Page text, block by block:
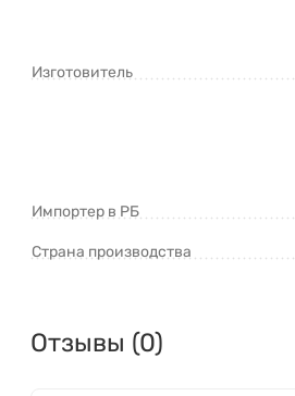
Изготовитель
Импортер в РБ
Страна производства
Отзывы (0)